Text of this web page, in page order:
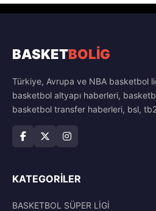
BASKETBOLİG
Türkiye, Avrupa ve NBA basketbol
basketbol altyapı haberleri,
basketbol transfer haberleri, bsl,
KATEGORILER
BASKETBOL SÜPER LİGİ